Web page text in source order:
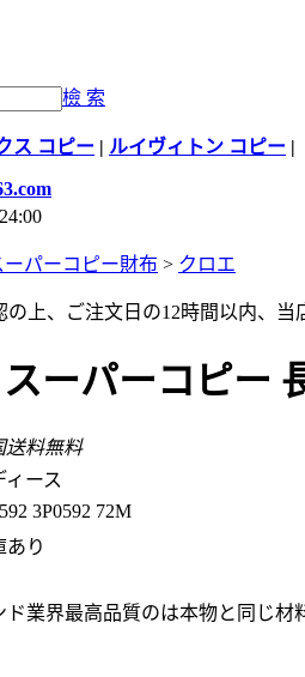
檢 索
ス コピー | ルイヴィトン コピー |
ーパーコピー財布 > クロエ
上、ご注文日の12時間以内、当
ーパーコピー
送料無料
ィース
3P0592 72M
あり
業界最高品質のは本物と同じ材